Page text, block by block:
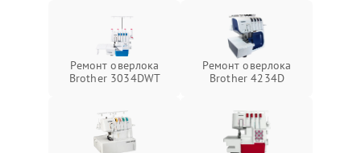
Ремонт оверлока
Brother 3034DWT
Ремонт оверлока
Brother 4234D